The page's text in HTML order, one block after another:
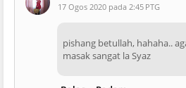
17 Ogos 2020 pada 2:45 PTG
pishang betullah, hahaha..
masak sangat la Syaz